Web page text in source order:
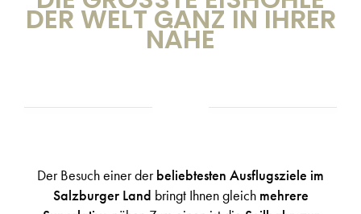
ER WELT GANZ IN IHRER N
ÄHE
Der Besuch einer derbeliebtesten Ausflugsziele im
Salzburger Land bringt Ihnen gleichmehrere